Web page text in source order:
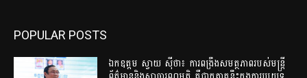
POPULAR POSTS
ឯកឧត្តម ស្វាយ ស៊ីថា៖ ការពង្រឹងសមត្ថភាពរបស់មន្ត្រី